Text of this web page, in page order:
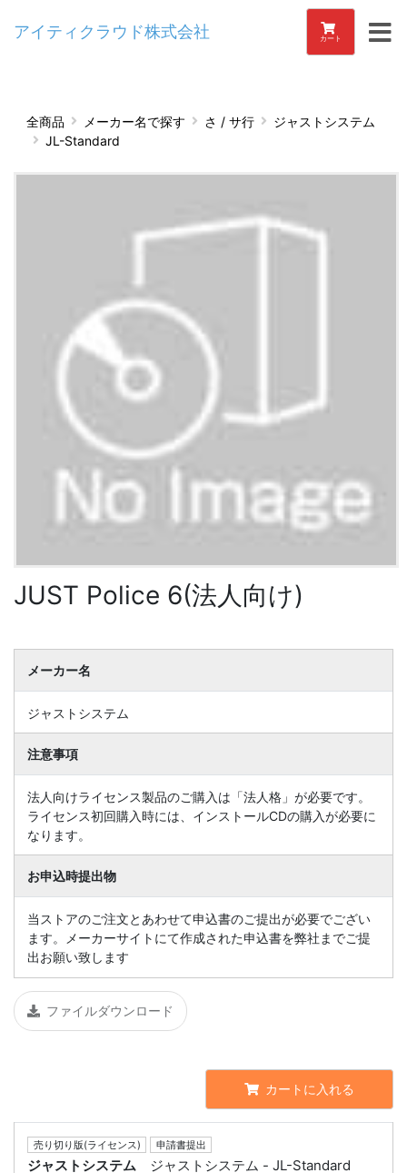
アイティクラウド株式会社 カート
全商品 メーカー名で探す さ / サ行
ジャストシステム
JL-Standard
JUST Police 6(法人向け)
メーカー名
ジャストシステム
注意事項
法人向けライセンス製品のご購入は「法人格」が必要です。
ライセンス初回購入時には、インストールCDの購入が必要に
なります。
お申込時提出物
当ストアのご注文とあわせて申込書のご提出が必要でござい
ます。メーカーサイトにて作成された申込書を弊社までご提
出お願い致します
ファイルダウンロード
カートに入れる
売り切り版(ライセンス) 申請書提出
ジャストシステム
ジャストシステム - JL-Standard